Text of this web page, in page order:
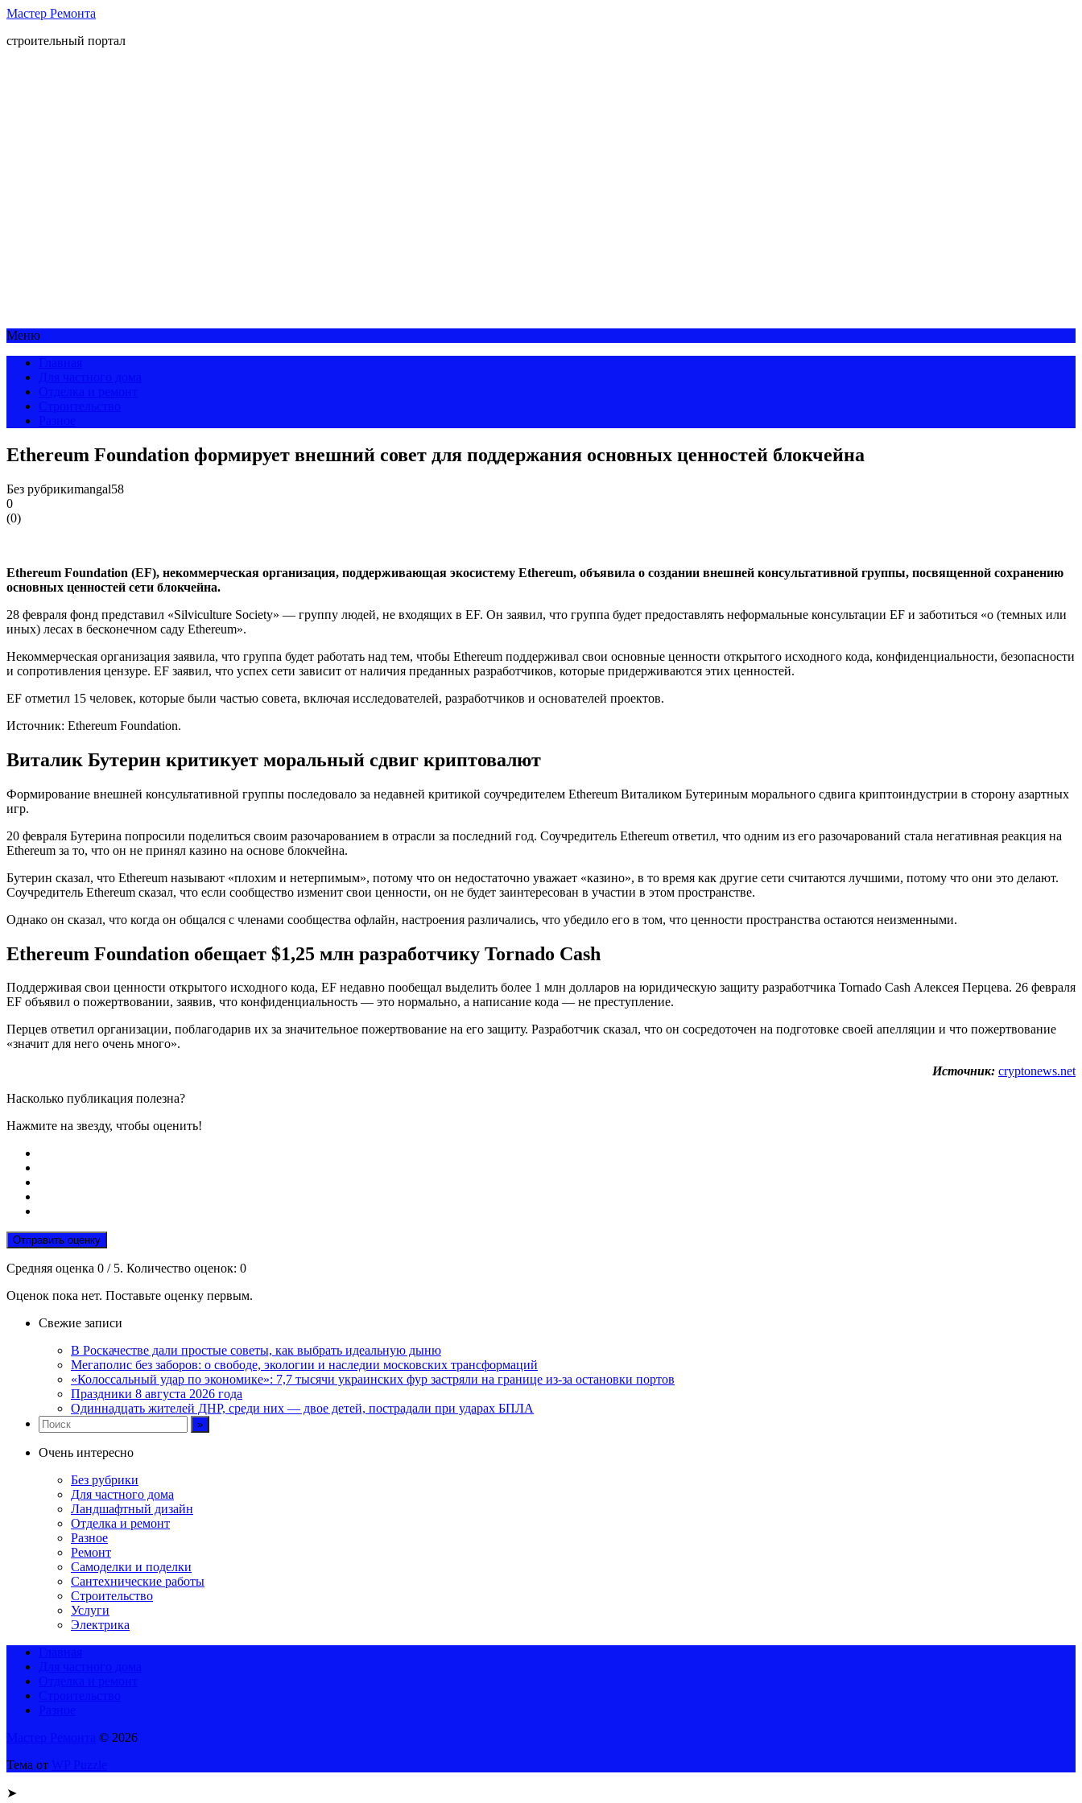
Мастер Ремонта
строительный портал
Меню
Ethereum Foundation формирует внешний совет для поддержания основных ценностей блокчейна
Без рубрикиmangal58
0
(0)
Ethereum Foundation (EF), некоммерческая организация, поддерживающая экосистему Ethereum, объявила о создании внешней консультативной группы, посвященной сохранению
основных ценностей сети блокчейна.
28 февраля фонд представил «Silviculture Society» — группу людей, не входящих в EF. Он заявил, что группа будет предоставлять неформальные консультации EF и заботиться «о (темных или
иных) лесах в бесконечном саду Ethereum».
Некоммерческая организация заявила, что группа будет работать над тем, чтобы Ethereum поддерживал свои основные ценности открытого исходного кода, конфиденциальности, безопасности
и сопротивления цензуре. EF заявил, что успех сети зависит от наличия преданных разработчиков, которые придерживаются этих ценностей.
EF отметил 15 человек, которые были частью совета, включая исследователей, разработчиков и основателей проектов.
Источник: Ethereum Foundation.
Виталик Бутерин критикует моральный сдвиг криптовалют
Формирование внешней консультативной группы последовало за недавней критикой соучредителем Ethereum Виталиком Бутериным морального сдвига криптоиндустрии в сторону азартных
игр.
20 февраля Бутерина попросили поделиться своим разочарованием в отрасли за последний год. Соучредитель Ethereum ответил, что одним из его разочарований стала негативная реакция на
Ethereum за то, что он не принял казино на основе блокчейна.
Бутерин сказал, что Ethereum называют «плохим и нетерпимым», потому что он недостаточно уважает «казино», в то время как другие сети считаются лучшими, потому что они это делают.
Соучредитель Ethereum сказал, что если сообщество изменит свои ценности, он не будет заинтересован в участии в этом пространстве.
Однако он сказал, что когда он общался с членами сообщества офлайн, настроения различались, что убедило его в том, что ценности пространства остаются неизменными.
Ethereum Foundation обещает $1,25 млн разработчику Tornado Cash
Поддерживая свои ценности открытого исходного кода, EF недавно пообещал выделить более 1 млн долларов на юридическую защиту разработчика Tornado Cash Алексея Перцева. 26 февраля
EF объявил о пожертвовании, заявив, что конфиденциальность — это нормально, а написание кода — не преступление.
Перцев ответил организации, поблагодарив их за значительное пожертвование на его защиту. Разработчик сказал, что он сосредоточен на подготовке своей апелляции и что пожертвование
«значит для него очень много».
Источник: cryptonews.net
Насколько публикация полезна?
Нажмите на звезду, чтобы оценить!
Отправить оценку
Средняя оценка 0 / 5. Количество оценок: 0
Оценок пока нет. Поставьте оценку первым.
Свежие записи
В Роскачестве дали простые советы, как выбрать идеальную дыню
Мегаполис без заборов: о свободе, экологии и наследии московских трансформаций
«Колоссальный удар по экономике»: 7,7 тысячи украинских фур застряли на границе из-за остановки портов
Праздники 8 августа 2026 года
Одиннадцать жителей ДНР, среди них — двое детей, пострадали при ударах БПЛА
Очень интересно
Без рубрики
Для частного дома
Ландшафтный дизайн
Отделка и ремонт
Разное
Ремонт
Самоделки и поделки
Сантехнические работы
Строительство
Услуги
Электрика
© 2026
Тема от
➤